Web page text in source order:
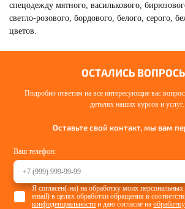
спецодежду мятного, василькового,
светло-розового, бордового, белого, серого,
цветов.
ОСТАЛИСЬ
Подробно ответим на все интересующие вас
деталях наших курсов и услуг.
Оставьте свой контакт, мы вам
Ваш телефон:
Я согласен(-на) на обработку моих
email) в целях обработки обращения в
конфиденциальности и даю согласие на